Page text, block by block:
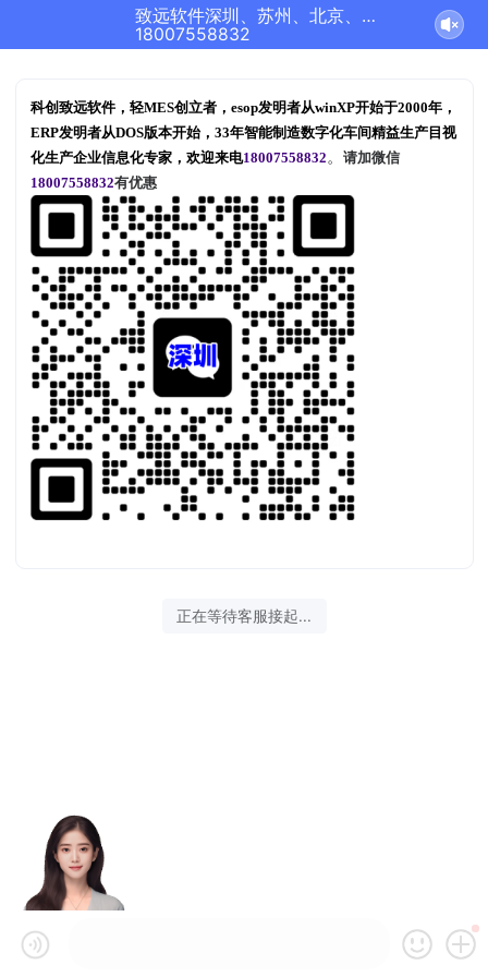
致远软件深圳、苏州、北京、青岛、成都正在为您服务
18007558832
科创致远软件，轻MES创立者，esop发明者从winXP开始于2000年，
ERP发明者从DOS版本开始，33年智能制造数字化车间精益生产目视
化生产企业信息化专家，欢迎来电18007558832。请加微信
18007558832有优惠
正在等待客服接起...